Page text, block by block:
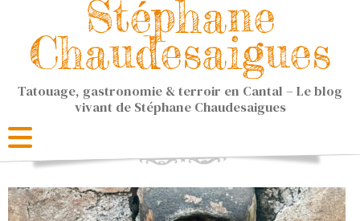
Stéphane
Chaudesaigues
Tatouage, gastronomie & terroir en Cantal – Le blog
vivant de Stéphane Chaudesaigues